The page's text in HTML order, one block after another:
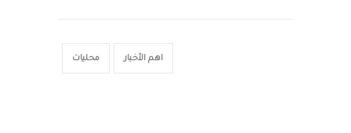
اهم الأخبار محليات